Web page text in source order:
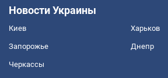
Новости Украины
Киев Харьков
Запорожье Днепр
Черкассы